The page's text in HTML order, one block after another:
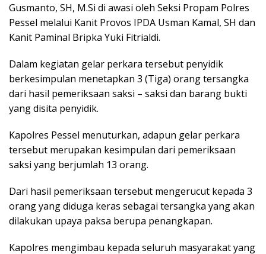
Gusmanto, SH, M.Si di awasi oleh Seksi Propam Polres
Pessel melalui Kanit Provos IPDA Usman Kamal, SH dan
Kanit Paminal Bripka Yuki Fitrialdi.
Dalam kegiatan gelar perkara tersebut penyidik
berkesimpulan menetapkan 3 (Tiga) orang tersangka
dari hasil pemeriksaan saksi – saksi dan barang bukti
yang disita penyidik.
Kapolres Pessel menuturkan, adapun gelar perkara
tersebut merupakan kesimpulan dari pemeriksaan
saksi yang berjumlah 13 orang.
Dari hasil pemeriksaan tersebut mengerucut kepada 3
orang yang diduga keras sebagai tersangka yang akan
dilakukan upaya paksa berupa penangkapan.
Kapolres mengimbau kepada seluruh masyarakat yang